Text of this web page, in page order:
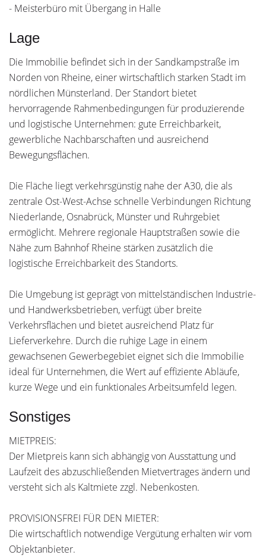
- Meisterbüro mit Übergang in Halle
Lage
Die Immobilie befindet sich in der Sandkampstraße im
Norden von Rheine, einer wirtschaftlich starken Stadt im
nördlichen Münsterland. Der Standort bietet
hervorragende Rahmenbedingungen für produzierende
und logistische Unternehmen: gute Erreichbarkeit,
gewerbliche Nachbarschaften und ausreichend
Bewegungsflächen.
Die Fläche liegt verkehrsgünstig nahe der A30, die als
zentrale Ost-West-Achse schnelle Verbindungen Richtung
Niederlande, Osnabrück, Münster und Ruhrgebiet
ermöglicht. Mehrere regionale Hauptstraßen sowie die
Nähe zum Bahnhof Rheine stärken zusätzlich die
logistische Erreichbarkeit des Standorts.
Die Umgebung ist geprägt von mittelständischen Industrie-
und Handwerksbetrieben, verfügt über breite
Verkehrsflächen und bietet ausreichend Platz für
Lieferverkehre. Durch die ruhige Lage in einem
gewachsenen Gewerbegebiet eignet sich die Immobilie
ideal für Unternehmen, die Wert auf effiziente Abläufe,
kurze Wege und ein funktionales Arbeitsumfeld legen.
Sonstiges
MIETPREIS:
Der Mietpreis kann sich abhängig von Ausstattung und
Laufzeit des abzuschließenden Mietvertrages ändern und
versteht sich als Kaltmiete zzgl. Nebenkosten.
PROVISIONSFREI FÜR DEN MIETER:
Die wirtschaftlich notwendige Vergütung erhalten wir vom
Objektanbieter.